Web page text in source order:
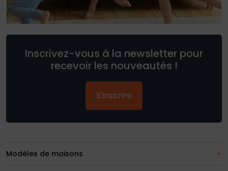
Inscrivez-vous à la newsletter pour
recevoir les nouveautés !
S'inscrire
Modèles de maisons